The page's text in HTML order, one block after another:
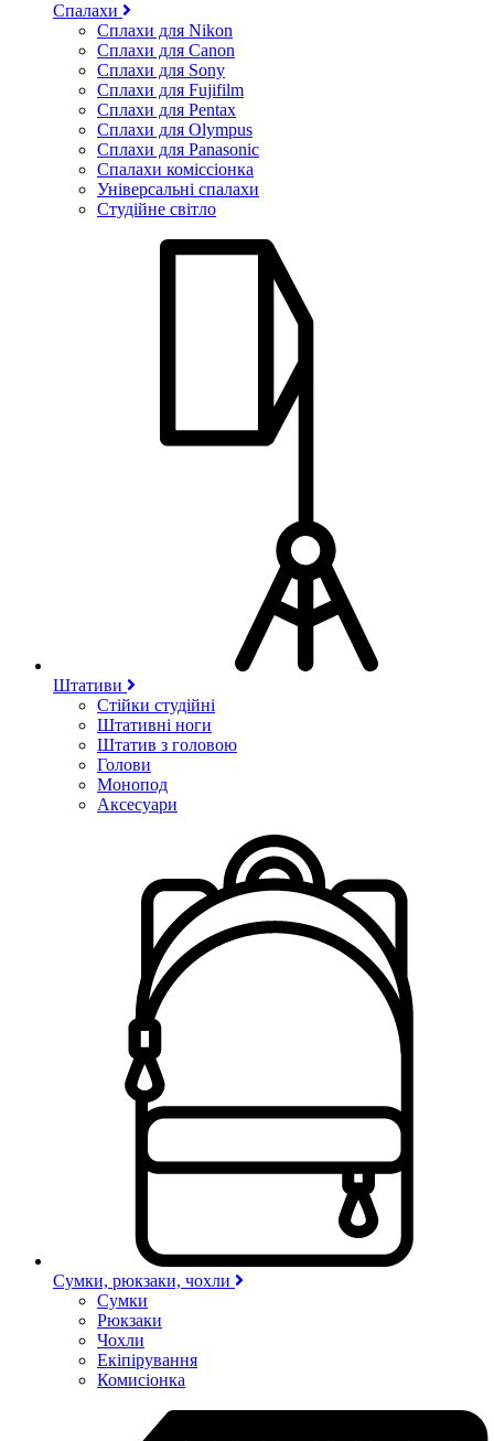
Спалахи
Сплахи для Nikon
Сплахи для Canon
Сплахи для Sony
Сплахи для Fujifilm
Сплахи для Pentax
Сплахи для Olympus
Сплахи для Panasonic
Спалахи коміссіонка
Універсальні спалахи
Студійне світло
Штативи
Стійки студійні
Штативні ноги
Штатив з головою
Голови
Монопод
Аксесуари
Сумки, рюкзаки, чохли
Сумки
Рюкзаки
Чохли
Екіпірування
Комисіонка